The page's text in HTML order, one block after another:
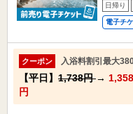
日帰り
電子チ
クーポン 入浴料割引最大
【平日】 1,738円→
円